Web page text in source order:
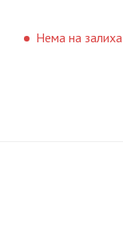
Нема на залиха